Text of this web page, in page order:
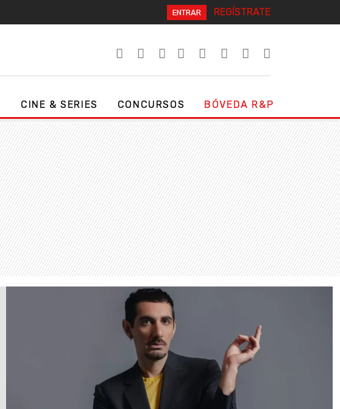
ENTRAR REGÍSTRATE
CINE & SERIES CONCURSOS BÓVEDA R&P